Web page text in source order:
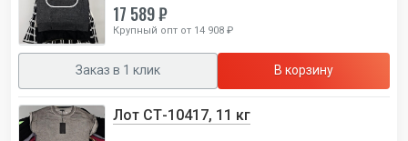
17 589 ₽
Крупный опт от 14 908 ₽
Заказ в 1 клик В корзину
Лот СТ-10417, 11 кг